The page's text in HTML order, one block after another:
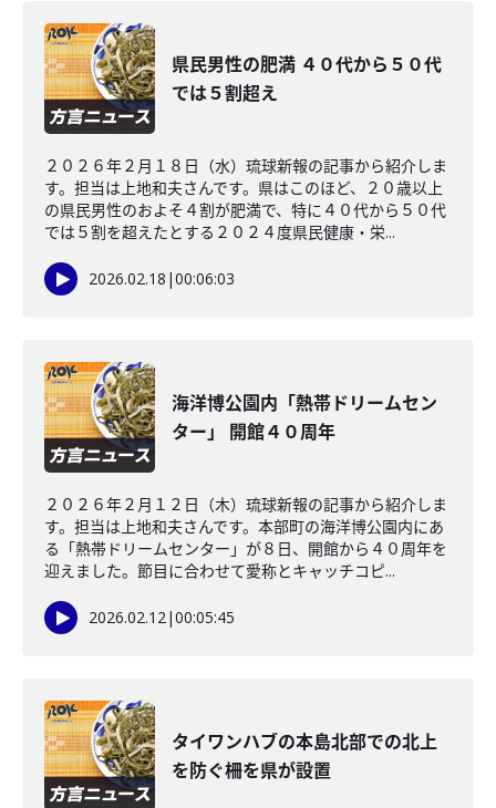
県民男性の肥満 ４０代から５０代
では５割超え
２０２６年２月１８日（水）琉球新報の記事から紹介しま
す。担当は上地和夫さんです。県はこのほど、２０歳以上
の県民男性のおよそ４割が肥満で、特に４０代から５０代
では５割を超えたとする２０２４度県民健康・栄...
2026.02.18 |00:06:03
海洋博公園内「熱帯ドリームセン
ター」 開館４０周年
２０２６年２月１２日（木）琉球新報の記事から紹介しま
す。担当は上地和夫さんです。本部町の海洋博公園内にあ
る「熱帯ドリームセンター」が８日、開館から４０周年を
迎えました。節目に合わせて愛称とキャッチコピ...
2026.02.12|00:05:45
タイワンハブの本島北部での北上
を防ぐ柵を県が設置